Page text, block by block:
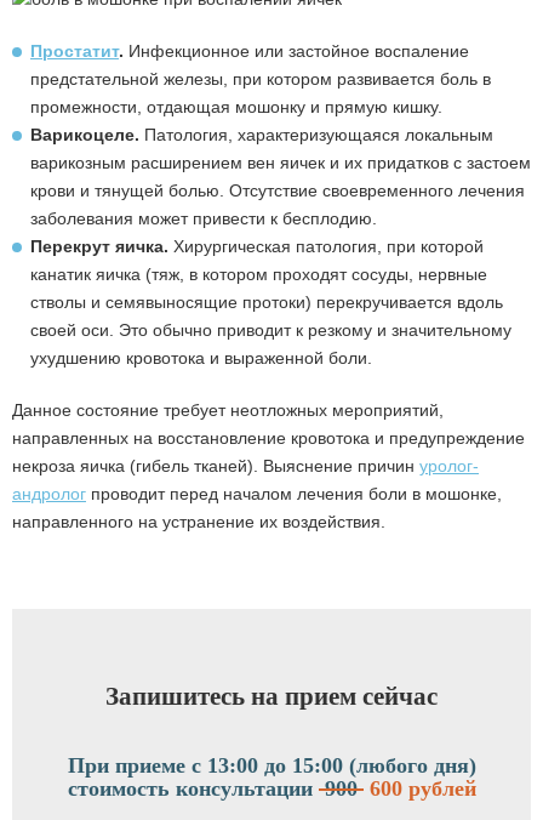
Простатит. Инфекционное или застойное воспаление
предстательной железы, при котором развивается боль в
промежности, отдающая мошонку и прямую кишку.
Варикоцеле. Патология, характеризующаяся локальным
варикозным расширением вен яичек и их придатков с застоем
крови и тянущей болью. Отсутствие своевременного лечения
заболевания может привести к бесплодию.
Перекрут яичка. Хирургическая патология, при которой
канатик яичка (тяж, в котором проходят сосуды, нервные
стволы и семявыносящие протоки) перекручивается вдоль
своей оси. Это обычно приводит к резкому и значительному
ухудшению кровотока и выраженной боли.
Данное состояние требует неотложных мероприятий,
направленных на восстановление кровотока и предупреждение
некроза яичка (гибель тканей). Выяснение причин уролог-
андролог проводит перед началом лечения боли в мошонке,
направленного на устранение их воздействия.
Запишитесь на прием сейчас
При приеме с 13:00 до 15:00 (любого дня)
стоимость консультации 900 600 рублей